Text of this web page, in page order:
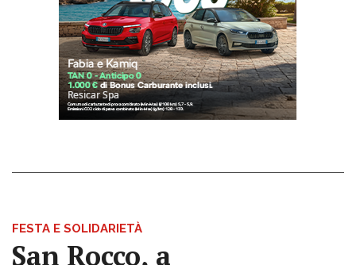
FESTA E SOLIDARIETÀ
San Rocco, a